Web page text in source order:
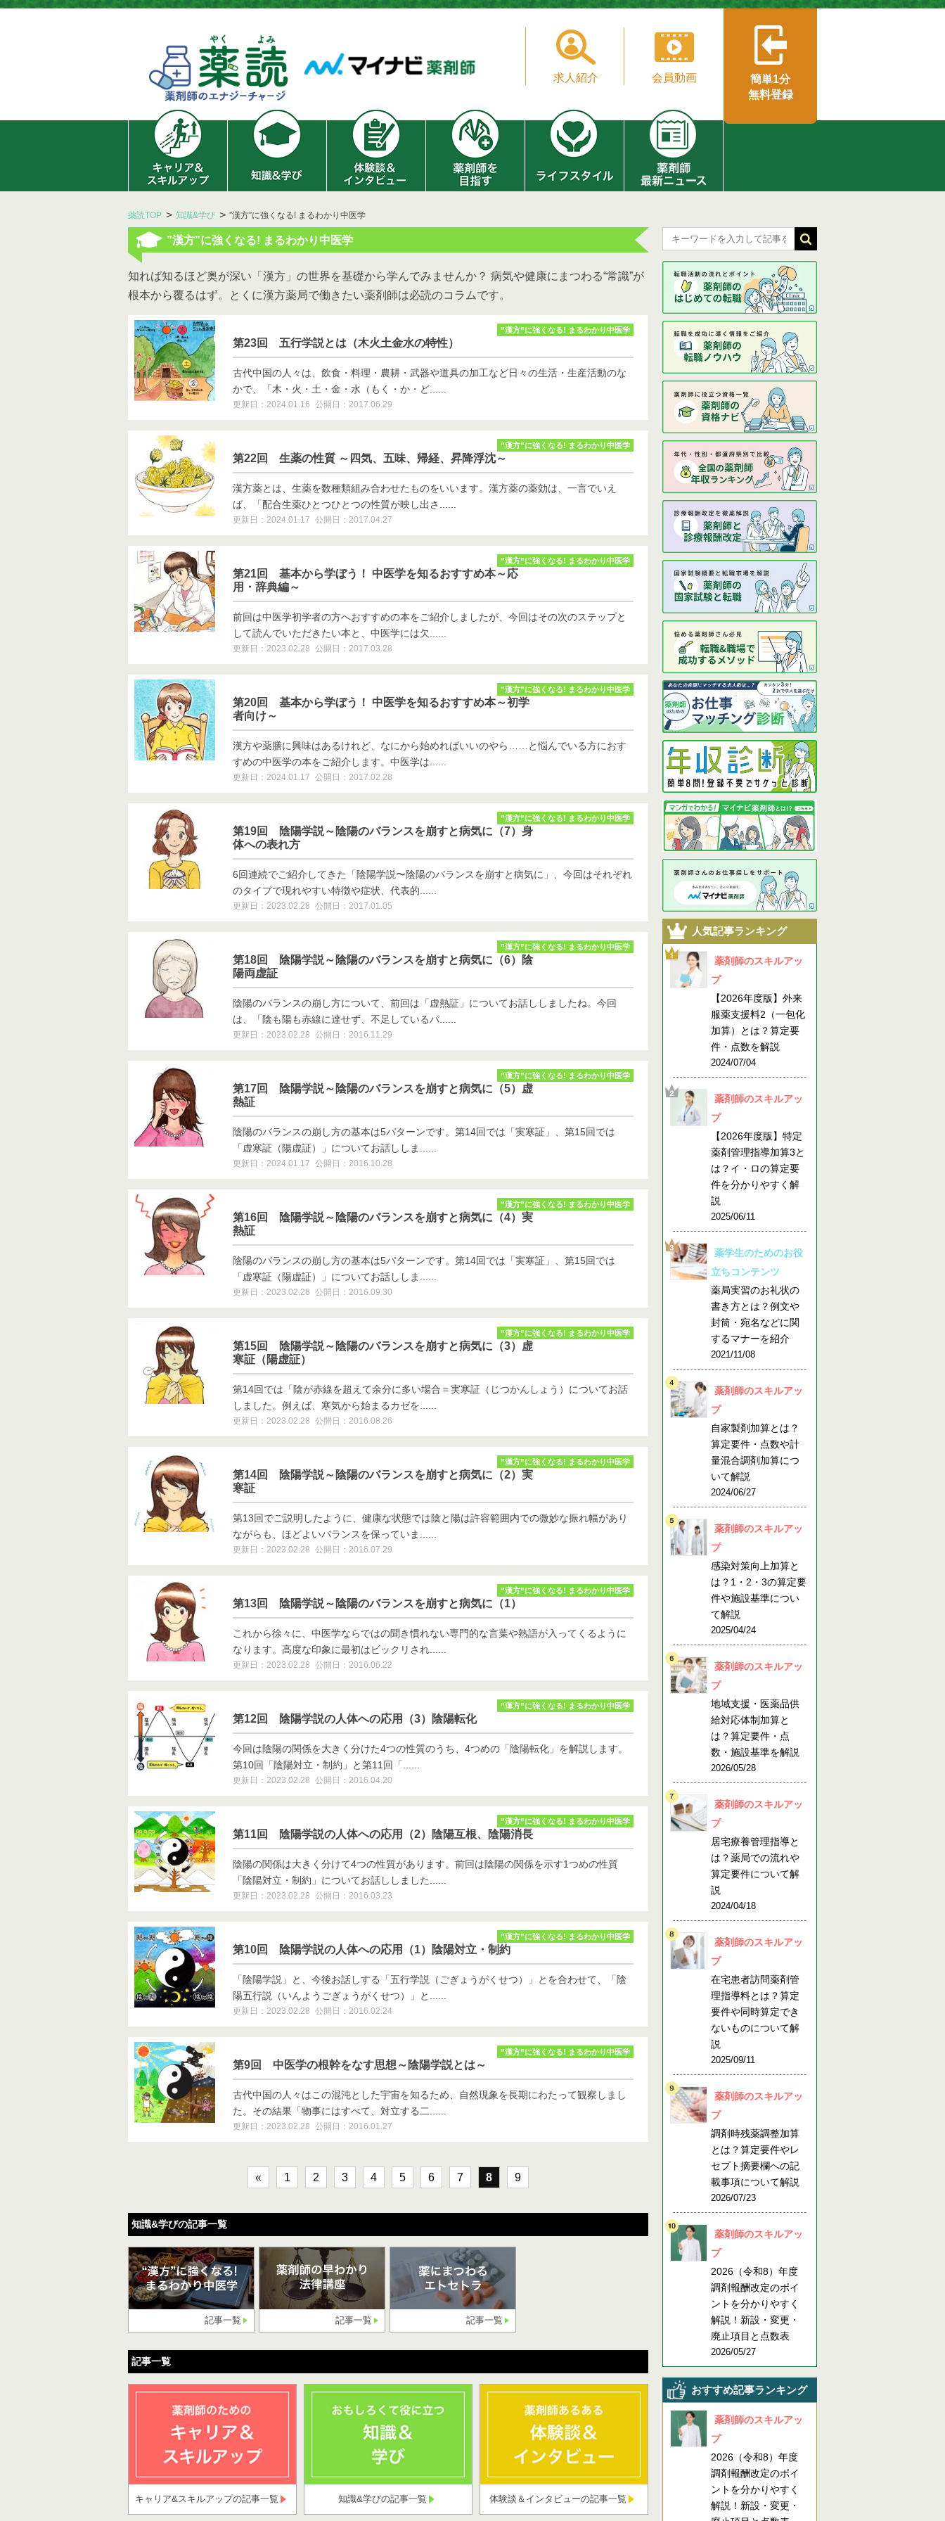
求人紹介 会員動画
簡単1分
無料登録
薬読TOP 知識&学び ”漢方”に強くなる! まるわかり中医学
”漢方”に強くなる! まるわかり中医学
知れば知るほど奥が深い「漢方」の世界を基礎から学んでみませんか？ 病気や健康にまつわる“常識”が
根本から覆るはず。とくに漢方薬局で働きたい薬剤師は必読のコラムです。
”漢方”に強くなる! まるわかり中医学
第23回 五行学説とは（木火土金水の特性）
古代中国の人々は、飲食・料理・農耕・武器や道具の加工など日々の生活・生産活動のな
かで、「木・火・土・金・水（もく・か・ど......
更新日：2024.01.16 公開日：2017.06.29
”漢方”に強くなる! まるわかり中医学
第22回 生薬の性質 ～四気、五味、帰経、昇降浮沈～
漢方薬とは、生薬を数種類組み合わせたものをいいます。漢方薬の薬効は、一言でいえ
ば、「配合生薬ひとつひとつの性質が映し出さ......
更新日：2024.01.17 公開日：2017.04.27
”漢方”に強くなる! まるわかり中医学
第21回 基本から学ぼう！ 中医学を知るおすすめ本～応
用・辞典編～
前回は中医学初学者の方へおすすめの本をご紹介しましたが、今回はその次のステップと
して読んでいただきたい本と、中医学には欠......
更新日：2023.02.28 公開日：2017.03.28
”漢方”に強くなる! まるわかり中医学
第20回 基本から学ぼう！ 中医学を知るおすすめ本～初学
者向け～
漢方や薬膳に興味はあるけれど、なにから始めればいいのやら……と悩んでいる方におす
すめの中医学の本をご紹介します。中医学は......
更新日：2024.01.17 公開日：2017.02.28
”漢方”に強くなる! まるわかり中医学
第19回 陰陽学説～陰陽のバランスを崩すと病気に（7）身
体への表れ方
6回連続でご紹介してきた「陰陽学説〜陰陽のバランスを崩すと病気に」、今回はそれぞれ
のタイプで現れやすい特徴や症状、代表的......
更新日：2023.02.28 公開日：2017.01.05
”漢方”に強くなる! まるわかり中医学
第18回 陰陽学説～陰陽のバランスを崩すと病気に（6）陰
陽両虚証
陰陽のバランスの崩し方について、前回は「虚熱証」についてお話ししましたね。今回
は、「陰も陽も赤線に達せず、不足しているパ......
更新日：2023.02.28 公開日：2016.11.29
”漢方”に強くなる! まるわかり中医学
第17回 陰陽学説～陰陽のバランスを崩すと病気に（5）虚
熱証
陰陽のバランスの崩し方の基本は5パターンです。第14回では「実寒証」、第15回では
「虚寒証（陽虚証）」についてお話ししま......
更新日：2024.01.17 公開日：2016.10.28
”漢方”に強くなる! まるわかり中医学
第16回 陰陽学説～陰陽のバランスを崩すと病気に（4）実
熱証
陰陽のバランスの崩し方の基本は5パターンです。第14回では「実寒証」、第15回では
「虚寒証（陽虚証）」についてお話ししま......
更新日：2023.02.28 公開日：2016.09.30
”漢方”に強くなる! まるわかり中医学
第15回 陰陽学説～陰陽のバランスを崩すと病気に（3）虚
寒証（陽虚証）
第14回では「陰が赤線を超えて余分に多い場合＝実寒証（じつかんしょう）についてお話
しました。例えば、寒気から始まるカゼを......
更新日：2023.02.28 公開日：2016.08.26
”漢方”に強くなる! まるわかり中医学
第14回 陰陽学説～陰陽のバランスを崩すと病気に（2）実
寒証
第13回でご説明したように、健康な状態では陰と陽は許容範囲内での微妙な振れ幅があり
ながらも、ほどよいバランスを保っていま......
更新日：2023.02.28 公開日：2016.07.29
”漢方”に強くなる! まるわかり中医学
第13回 陰陽学説～陰陽のバランスを崩すと病気に（1）
これから徐々に、中医学ならではの聞き慣れない専門的な言葉や熟語が入ってくるように
なります。高度な印象に最初はビックリされ......
更新日：2023.02.28 公開日：2016.06.22
”漢方”に強くなる! まるわかり中医学
第12回 陰陽学説の人体への応用（3）陰陽転化
今回は陰陽の関係を大きく分けた4つの性質のうち、4つめの「陰陽転化」を解説します。
第10回「陰陽対立・制約」と第11回「......
更新日：2023.02.28 公開日：2016.04.20
”漢方”に強くなる! まるわかり中医学
第11回 陰陽学説の人体への応用（2）陰陽互根、陰陽消長
陰陽の関係は大きく分けて4つの性質があります。前回は陰陽の関係を示す1つめの性質
「陰陽対立・制約」についてお話ししました......
更新日：2023.02.28 公開日：2016.03.23
”漢方”に強くなる! まるわかり中医学
第10回 陰陽学説の人体への応用（1）陰陽対立・制約
「陰陽学説」と、今後お話しする「五行学説（ごぎょうがくせつ）」とを合わせて、「陰
陽五行説（いんようごぎょうがくせつ）」と......
更新日：2023.02.28 公開日：2016.02.24
”漢方”に強くなる! まるわかり中医学
第9回 中医学の根幹をなす思想～陰陽学説とは～
古代中国の人々はこの混沌とした宇宙を知るため、自然現象を長期にわたって観察しまし
た。その結果「物事にはすべて、対立する二......
更新日：2023.02.28 公開日：2016.01.27
« 1 2 3 4 5 6 7 8 9
知識&学びの記事一覧
記事一覧 記事一覧 記事一覧
記事一覧
キャリア&スキルアップの記事一覧 知識&学びの記事一覧 体験談＆インタビューの記事一覧
人気記事ランキング
薬剤師のスキルアッ
プ
【2026年度版】外来
服薬支援料2（一包化
加算）とは？算定要
件・点数を解説
2024/07/04
薬剤師のスキルアッ
プ
【2026年度版】特定
薬剤管理指導加算3と
は？イ・ロの算定要
件を分かりやすく解
説
2025/06/11
薬学生のためのお役
立ちコンテンツ
薬局実習のお礼状の
書き方とは？例文や
封筒・宛名などに関
するマナーを紹介
2021/11/08
薬剤師のスキルアッ
プ
自家製剤加算とは？
算定要件・点数や計
量混合調剤加算につ
いて解説
2024/06/27
薬剤師のスキルアッ
プ
感染対策向上加算と
は？1・2・3の算定要
件や施設基準につい
て解説
2025/04/24
薬剤師のスキルアッ
プ
地域支援・医薬品供
給対応体制加算と
は？算定要件・点
数・施設基準を解説
2026/05/28
薬剤師のスキルアッ
プ
居宅療養管理指導と
は？薬局での流れや
算定要件について解
説
2024/04/18
薬剤師のスキルアッ
プ
在宅患者訪問薬剤管
理指導料とは？算定
要件や同時算定でき
ないものについて解
説
2025/09/11
薬剤師のスキルアッ
プ
調剤時残薬調整加算
とは？算定要件やレ
セプト摘要欄への記
載事項について解説
2026/07/23
薬剤師のスキルアッ
プ
2026（令和8）年度
調剤報酬改定のポイ
ントを分かりやすく
解説！新設・変更・
廃止項目と点数表
2026/05/27
おすすめ記事ランキング
薬剤師のスキルアッ
プ
2026（令和8）年度
調剤報酬改定のポイ
ントを分かりやすく
解説！新設・変更・